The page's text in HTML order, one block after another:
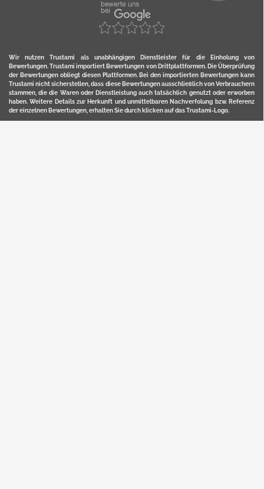
Wir nutzen Trustami als unabhängigen Dienstleister für die Einholung von
Bewertungen. Trustami importiert Bewertungen von Drittplattformen. Die Überprüfung
der Bewertungen obliegt diesen Plattformen. Bei den importierten Bewertungen kann
Trustami nicht sicherstellen, dass diese Bewertungen ausschließlich von Verbrauchern
stammen, die die Waren oder Dienstleistung auch tatsächlich genutzt oder erworben
haben. Weitere Details zur Herkunft und unmittelbaren Nachverfolung bzw. Referenz
der einzelnen Bewertungen, erhalten Sie durch klicken auf das Trustami-Logo.